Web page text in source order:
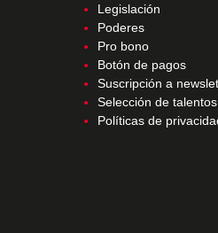
Legislación
Poderes
Pro bono
Botón de pagos
Suscripción a
Selección de talentos
Políticas de